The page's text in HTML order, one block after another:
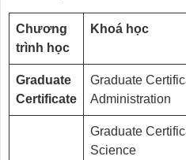
Chương
trình học
Khoá học
Graduate
Certificate
Graduate
Administration
Graduate
Science